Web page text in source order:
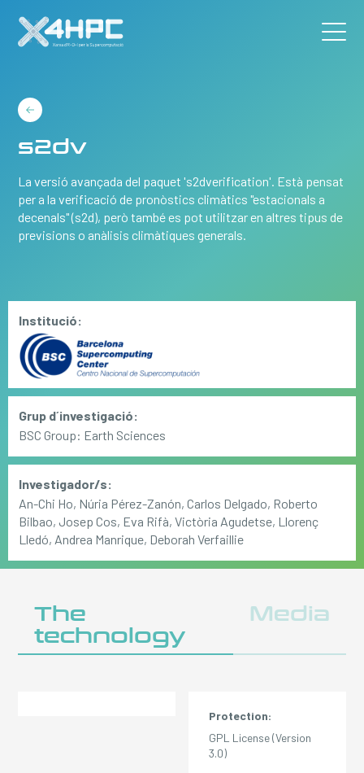
s2dv
La versió avançada del paquet 's2dverification'. Està pensat
per a la verificació de pronòstics climàtics "estacionals a
decenals" (s2d), però també es pot utilitzar en altres tipus de
previsions o anàlisis climàtiques generals.
Institució:
Grup d´investigació:
BSC Group: Earth Sciences
Investigador/s:
An-Chi Ho, Núria Pérez-Zanón, Carlos Delgado, Roberto
Bilbao, Josep Cos, Eva Rifà, Victòria Agudetse, Llorenç
Lledó, Andrea Manrique, Deborah Verfaillie
The
technology
Media
Protection:
GPL License (Version
3.0)